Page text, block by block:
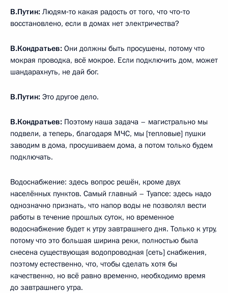
В.Путин: Людям‑то какая радость от того, что что‑то
восстановлено, если в домах нет электричества?
В.Кондратьев: Они должны быть просушены, потому что
мокрая проводка, всё мокрое. Если подключить дом, может
шандарахнуть, не дай бог.
В.Путин: Это другое дело.
В.Кондратьев: Поэтому наша задача – магистрально мы
подвели, а теперь, благодаря МЧС, мы [тепловые] пушки
заводим в дома, просушиваем дома, а потом только будем
подключать.
Водоснабжение: здесь вопрос решён, кроме двух
населённых пунктов. Самый главный – Туапсе: здесь надо
однозначно признать, что напор воды не позволял вести
работы в течение прошлых суток, но временное
водоснабжение будет к утру завтрашнего дня. Только к утру,
потому что это большая ширина реки, полностью была
снесена существующая водопроводная [сеть] снабжения,
поэтому естественно, что, чтобы сделать хотя бы
качественно, но всё равно временно, необходимо время
до завтрашнего утра.